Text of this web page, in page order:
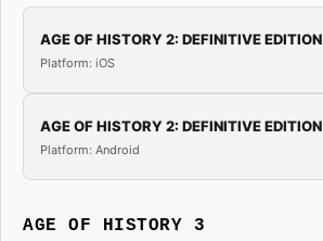
AGE OF HISTORY 2: DEFINITIVE EDITION
Platform: iOS
AGE OF HISTORY 2: DEFINITIVE EDITION
Platform: Android
AGE OF HISTORY 3